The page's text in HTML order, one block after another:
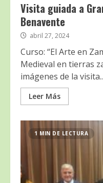
Visita guiada a
Benavente
abril 27, 2024
Curso: “El Arte en
Medieval en tierras
imágenes de la
Leer Más
1 MIN DE LECTURA